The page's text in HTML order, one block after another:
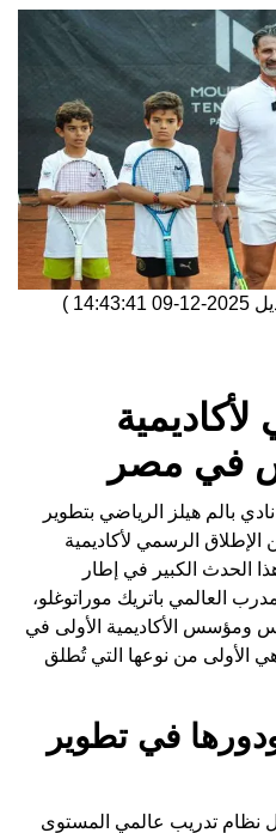
2025-12-09 14:43:41
)
في مصر
بالم هيلز الرياضي بتطوير
الرسمي لأكاديمية
الحدث الكبير في إطار
العالمي باتريك موراتوغلو،
ومؤسس الأكاديمية الأولى في
هي الأولى من نوعها التي تُطلق
في تطوير
نظام تدريب عالمي المستوى